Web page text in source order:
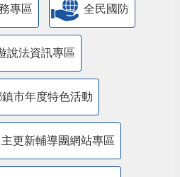
專區 全民國防
說法資訊專區
鎮市年度特色活動
更新輔導團網站專區